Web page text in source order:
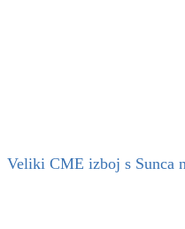
Veliki CME izboj s Sunca